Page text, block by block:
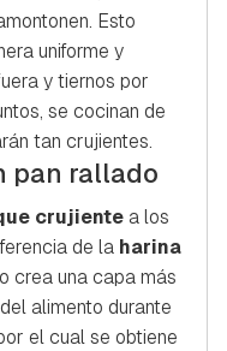
Esto
uniforme y
y tiernos por
se cocinan de
tan crujientes.
pan rallado
crujiente a los
de la harina
crea una capa más
alimento durante
el cual se obtiene